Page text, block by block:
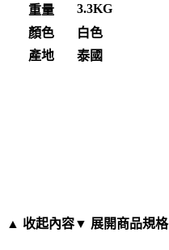
重量
3.3KG
顏色
白色
產地
泰國
▲ 收起內容▼ 展開商品規格